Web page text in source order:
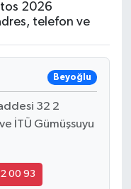
2026
telefon ve
Beyoğlu
32 2
İTÜ Gümüşsuyu
00 93